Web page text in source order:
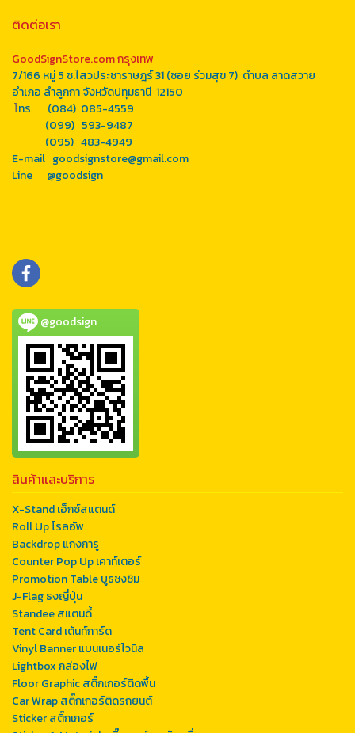
ติดต่อเรา
GoodSignStore.com กรุงเทพ
7/166 หมู่ 5 ซ.ไสวประชาราษฎร์ 31 (ซอย ร่วมสุข 7) ตำบล ลาดสวาย
อำเภอ ลำลูกกา จังหวัดปทุมธานี 12150
โทร (084) 085-4559
(099) 593-9487
(095) 483-4949
E-mail goodsignstore@gmail.com
Line @goodsign
@goodsign
สินค้าและบริการ
X-Stand เอ็กซ์สแตนด์
Roll Up โรลอัพ
Backdrop แกงการู
Counter Pop Up เคาท์เตอร์
Promotion Table บูธชงชิม
J-Flag ธงญี่ปุ่น
Standee สแตนดี้
Tent Card เต้นท์การ์ด
Vinyl Banner แบนเนอร์ไวนิล
Lightbox กล่องไฟ
Floor Graphic สติ๊กเกอร์ติดพื้น
Car Wrap สติ๊กเกอร์ติดรถยนต์
Sticker สติ๊กเกอร์